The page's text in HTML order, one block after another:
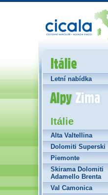
Itálie
Letní nabídka
Alpy Zima
Itálie
Alta Valtellina
Dolomiti Superski
Piemonte
Skirama Dolomiti
Adamello Brenta
Val Camonica